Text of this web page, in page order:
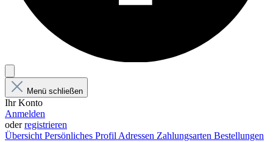
Menü schließen
Ihr Konto
Anmelden
oderregistrieren
Übersicht Persönliches Profil Adressen Zahlungsarten Bestellungen